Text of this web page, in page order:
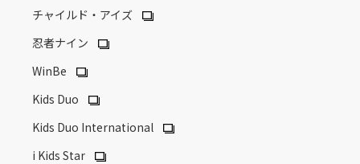
チャイルド・アイズ
忍者ナイン
WinBe
Kids Duo
Kids Duo International
i Kids Star